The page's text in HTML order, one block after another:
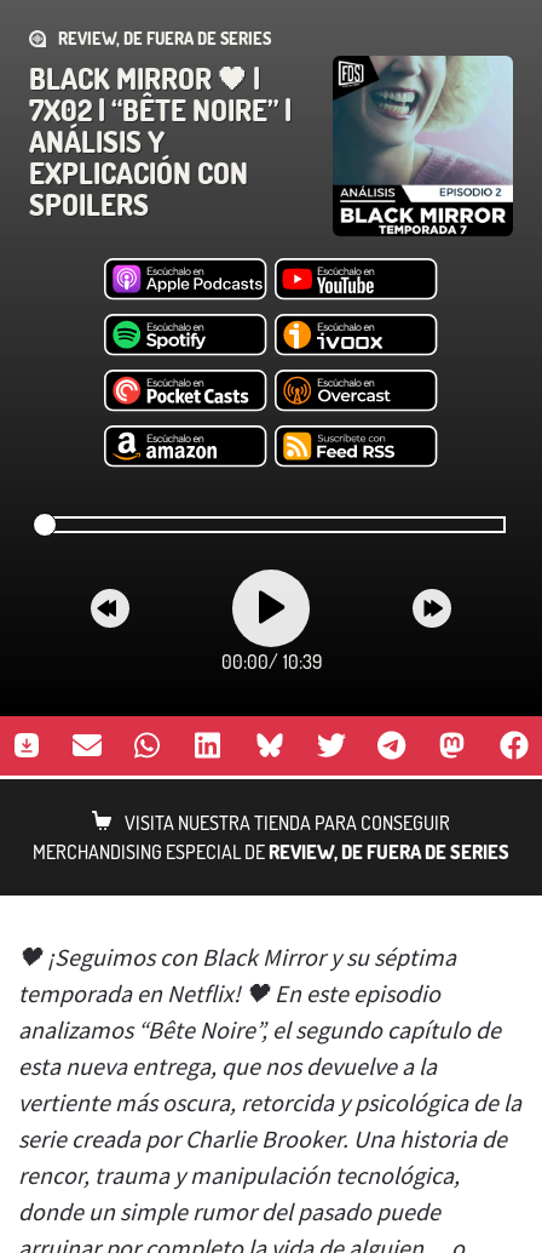
REVIEW, DE FUERA DE SERIES
BLACK MIRROR 🖤 |
7X02 | “BÊTE NOIRE” |
ANÁLISIS Y
EXPLICACIÓN CON
SPOILERS
00:00/ 10:39
VISITA NUESTRA TIENDA PARA CONSEGUIR
MERCHANDISING ESPECIAL DEREVIEW, DE FUERA DE SERIES
🖤 ¡Seguimos con Black Mirror y su séptima
temporada en Netflix! 🖤 En este episodio
analizamos “Bête Noire”, el segundo capítulo de
esta nueva entrega, que nos devuelve a la
vertiente más oscura, retorcida y psicológica de la
serie creada por Charlie Brooker. Una historia de
rencor, trauma y manipulación tecnológica,
donde un simple rumor del pasado puede